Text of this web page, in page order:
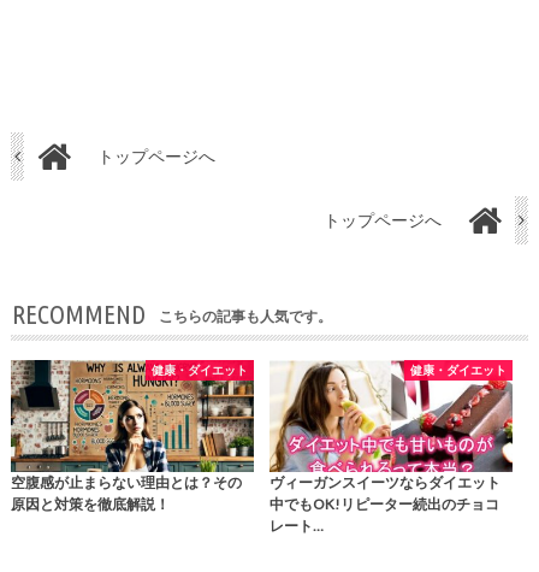
トップページへ
トップページへ
RECOMMEND こちらの記事も人気です。
健康・ダイエット
空腹感が止まらない理由とは？その
原因と対策を徹底解説！
健康・ダイエット
ヴィーガンスイーツならダイエット
中でもOK!リピーター続出のチョコ
レート…